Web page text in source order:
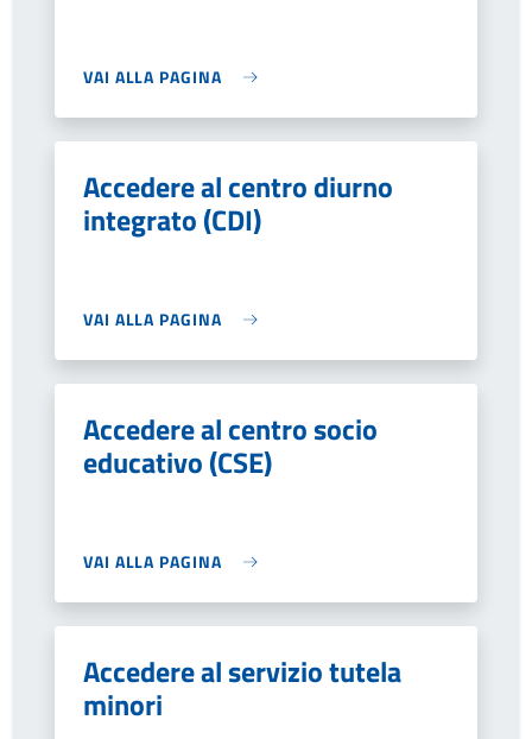
VAI ALLA PAGINA
Accedere al centro diurno
integrato (CDI)
VAI ALLA PAGINA
Accedere al centro socio
educativo (CSE)
VAI ALLA PAGINA
Accedere al servizio tutela
minori